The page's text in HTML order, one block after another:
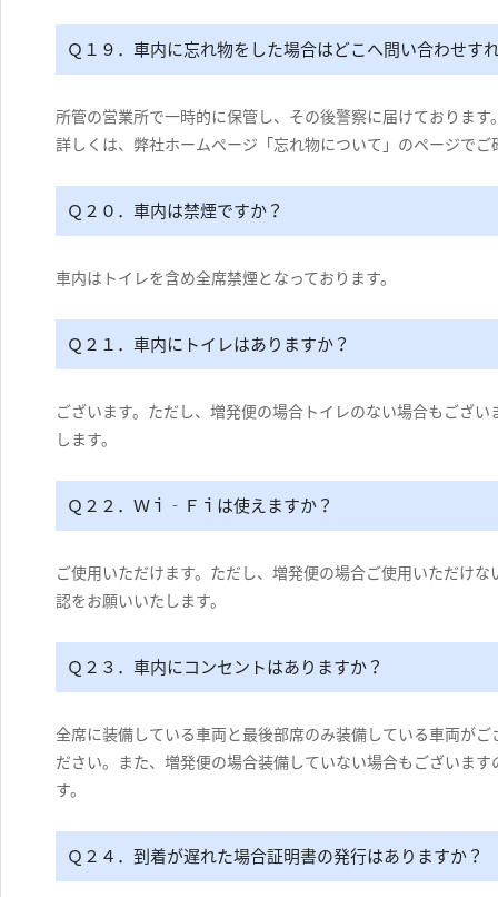
Ｑ１９．車内に忘れ物をした場合はどこへ問い合わせす
所管の営業所で一時的に保管し、その後警察に届けております
詳しくは、弊社ホームページ「忘れ物について」のページでご
Ｑ２０．車内は禁煙ですか？
車内はトイレを含め全席禁煙となっております。
Ｑ２１．車内にトイレはありますか？
ございます。ただし、増発便の場合トイレのない場合もござ
します。
Ｑ２２．Ｗｉ‐Ｆｉは使えますか？
ご使用いただけます。ただし、増発便の場合ご使用いただけ
認をお願いいたします。
Ｑ２３．車内にコンセントはありますか？
全席に装備している車両と最後部席のみ装備している車両が
ださい。また、増発便の場合装備していない場合もございま
す。
Ｑ２４．到着が遅れた場合証明書の発行はありますか？